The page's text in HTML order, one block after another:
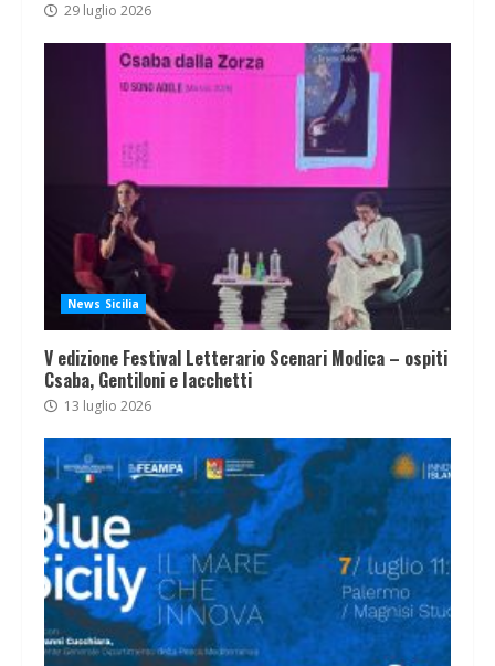
29 luglio 2026
News Sicilia
V edizione Festival Letterario Scenari Modica – ospiti
Csaba, Gentiloni e Iacchetti
13 luglio 2026